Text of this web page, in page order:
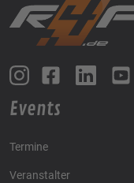
Events
Termine
Veranstalter